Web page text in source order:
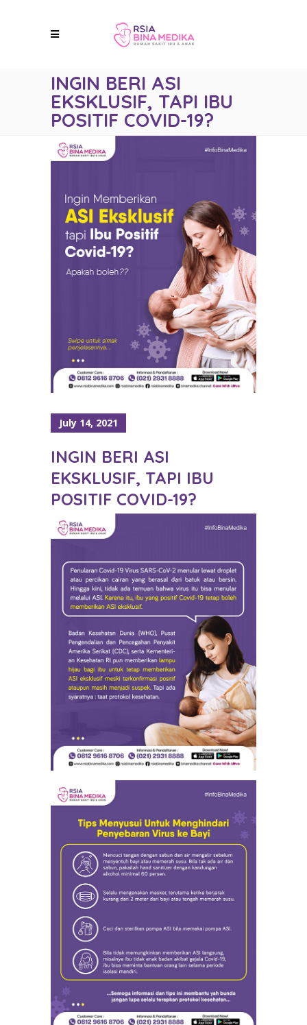
INGIN BERI ASI
EKSKLUSIF, TAPI IBU
POSITIF COVID-19?
July 14, 2021
INGIN BERI ASI
EKSKLUSIF, TAPI IBU
POSITIF COVID-19?